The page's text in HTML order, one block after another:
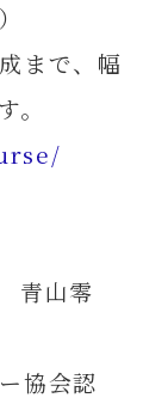
まで、幅
青山零
協会認